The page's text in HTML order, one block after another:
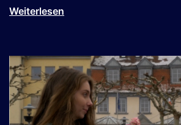
Weiterlesen